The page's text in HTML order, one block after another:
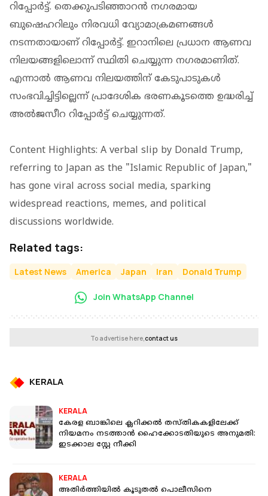
റിപ്പോർട്ട്. തെക്കുപടിഞ്ഞാറൻ നഗരമായ
ബുഷെഹറിലും നിരവധി വ്യോമാക്രമണങ്ങൾ
നടന്നതായാണ് റിപ്പോർട്ട്. ഇറാനിലെ പ്രധാന ആണവ
നിലയങ്ങളിലൊന്ന് സ്ഥിതി ചെയ്യുന്ന നഗരമാണിത്.
എന്നാൽ ആണവ നിലയത്തിന് കേടുപാടുകൾ
സംഭവിച്ചിട്ടില്ലെന്ന് പ്രാദേശിക ഭരണകൂടത്തെ ഉദ്ധരിച്ച്
അൽജസീറ റിപ്പോർട്ട് ചെയ്യുന്നത്.
Content Highlights: A verbal slip by Donald Trump,
referring to Japan as the "Islamic Republic of Japan,"
has gone viral across social media, sparking
widespread reactions, memes, and political
discussions worldwide.
Related tags:
Latest News America Japan Iran Donald Trump
Join WhatsApp Channel
To advertise here,contact us
KERALA
KERALA
കേരള ബാങ്കിലെ ക്ലറിക്കല്‍ തസ്തികകളിലേക്ക്
നിയമനം നടത്താൻ ഹൈക്കോടതിയുടെ അനുമതി:
ഇടക്കാല സ്റ്റേ നീക്കി
KERALA
അതിര്‍ത്തിയില്‍ കൂടുതല്‍ പൊലീസിനെ